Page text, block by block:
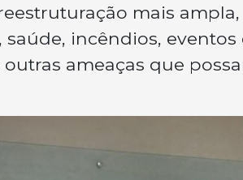
mais
incêndios,
ameaças que